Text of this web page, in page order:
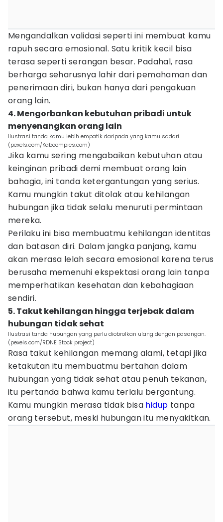
Mengandalkan validasi seperti ini membuat kamu
rapuh secara emosional. Satu kritik kecil bisa
terasa seperti serangan besar. Padahal, rasa
berharga seharusnya lahir dari pemahaman dan
penerimaan diri, bukan hanya dari pengakuan
orang lain.
4. Mengorbankan kebutuhan pribadi untuk
menyenangkan orang lain
Ilustrasi tanda kamu lebih empatik daripada yang kamu sadari.
(pexels.com/Kaboompics.com)
Jika kamu sering mengabaikan kebutuhan atau
keinginan pribadi demi membuat orang lain
bahagia, ini tanda ketergantungan yang serius.
Kamu mungkin takut ditolak atau kehilangan
hubungan jika tidak selalu menuruti permintaan
mereka.
Perilaku ini bisa membuatmu kehilangan identitas
dan batasan diri. Dalam jangka panjang, kamu
akan merasa lelah secara emosional karena terus
berusaha memenuhi ekspektasi orang lain tanpa
memperhatikan kesehatan dan kebahagiaan
sendiri.
5. Takut kehilangan hingga terjebak dalam
hubungan tidak sehat
Ilustrasi tanda hubungan yang perlu diobrolkan ulang dengan pasangan.
(pexels.com/RDNE Stock project)
Rasa takut kehilangan memang alami, tetapi jika
ketakutan itu membuatmu bertahan dalam
hubungan yang tidak sehat atau penuh tekanan,
itu pertanda bahwa kamu terlalu bergantung.
Kamu mungkin merasa tidak bisa hidup tanpa
orang tersebut, meski hubungan itu menyakitkan.